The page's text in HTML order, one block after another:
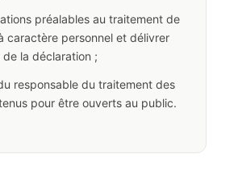
préalables au traitement de
caractère personnel et délivrer
de la déclaration ;
responsable du traitement des
pour être ouverts au public.